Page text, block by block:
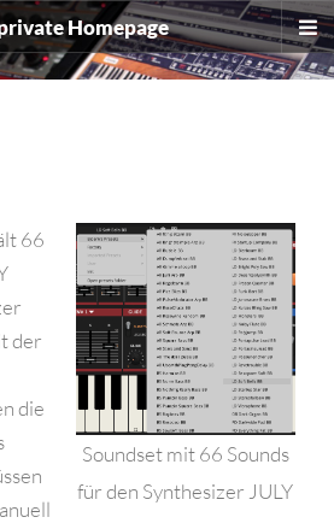
will scroll to
66
der
die
Soundset mit 66 Sounds
für den Synthesizer JULY
Homepage